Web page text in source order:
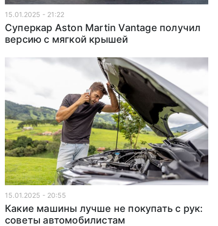
15.01.2025 - 21:22
Суперкар Aston Martin Vantage получил
версию с мягкой крышей
15.01.2025 - 20:55
Какие машины лучше не покупать с рук:
советы автомобилистам